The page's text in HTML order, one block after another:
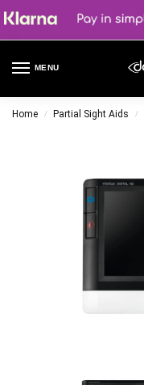
MENU
Home / Partial Sight Aids /